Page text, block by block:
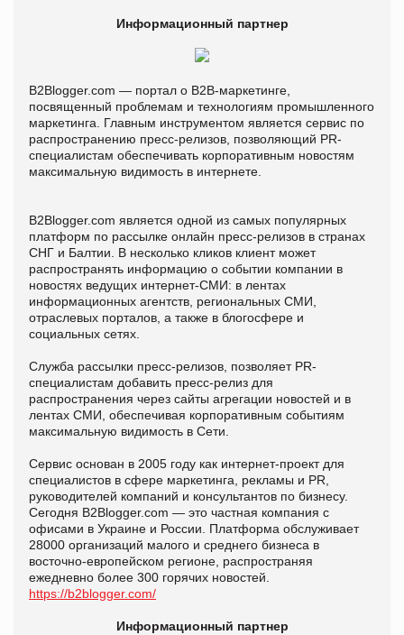
Информационный партнер
B2Blogger.com — портал о B2B-маркетинге,
посвященный проблемам и технологиям промышленного
маркетинга. Главным инструментом является сервис по
распространению пресс-релизов, позволяющий PR-
специалистам обеспечивать корпоративным новостям
максимальную видимость в интернете.
B2Blogger.com является одной из самых популярных
платформ по рассылке онлайн пресс-релизов в странах
СНГ и Балтии. В несколько кликов клиент может
распространять информацию о событии компании в
новостях ведущих интернет-СМИ: в лентах
информационных агентств, региональных СМИ,
отраслевых порталов, а также в блогосфере и
социальных сетях.
Служба рассылки пресс-релизов, позволяет PR-
специалистам добавить пресс-релиз для
распространения через сайты агрегации новостей и в
лентах СМИ, обеспечивая корпоративным событиям
максимальную видимость в Сети.
Сервис основан в 2005 году как интернет-проект для
специалистов в сфере маркетинга, рекламы и PR,
руководителей компаний и консультантов по бизнесу.
Сегодня B2Blogger.com — это частная компания с
офисами в Украине и России. Платформа обслуживает
28000 организаций малого и среднего бизнеса в
восточно-европейском регионе, распространяя
ежедневно более 300 горячих новостей.
https://b2blogger.com/
Информационный партнер